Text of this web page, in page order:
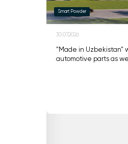
Smart Powder
30.07.2026
"Made in Uzbekistan"
automotive parts as